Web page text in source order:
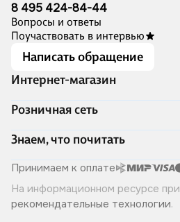
8 495 424-84-44
Вопросы и ответы
Поучаствовать в интервью
Написать обращение
Интернет-магазин
Акции
Доставка и оплата
Программа лояльности
Подарочные сертификаты
Правила продажи
Политика конфиденциальности
Розничная сеть
Адреса магазинов
Книжный Дозор
О компании
Читай-город для бизнеса
Хотите у нас работать?
Знаем, что почитать
Скоро в продаже
Лучшие из лучших
Читай-журнал
Принимаем к оплате
На информационном ресурсе
рекомендательные технологии.